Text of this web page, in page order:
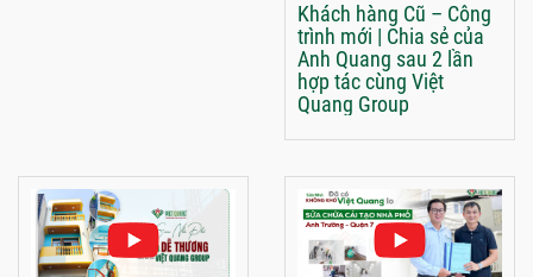
Khách hàng Cũ – Công
trình mới | Chia sẻ của
Anh Quang sau 2 lần
hợp tác cùng Việt
Quang Group